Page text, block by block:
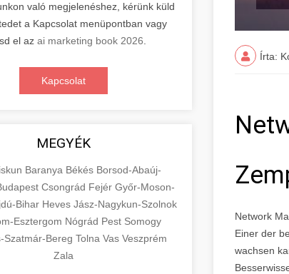
való megjelenéshez, kérünk küld
a Kapcsolat menüpontban vagy
el az ai marketing book 2026
Kapcsolat
MEGYÉK
Baranya Békés Borsod-Abaúj-
Csongrád Fejér Győr-Moson-
Bihar Heves Jász-Nagykun-Szolnok
Esztergom Nógrád Pest Somogy
Szatmár-Bereg Tolna Vas Veszprém
Zala
Írta:
Network
Einer der
wachsen